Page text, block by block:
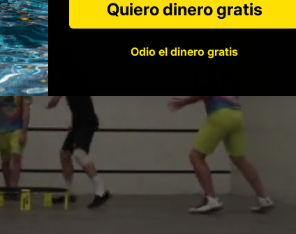
Quiero dinero gratis
Odio el dinero gratis